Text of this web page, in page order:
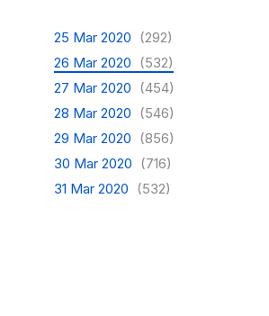
25 Mar 2020 (292)
26 Mar 2020 (532)
27 Mar 2020 (454)
28 Mar 2020 (546)
29 Mar 2020 (856)
30 Mar 2020 (716)
31 Mar 2020 (532)